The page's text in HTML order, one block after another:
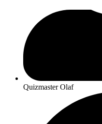
Quizmaster Olaf